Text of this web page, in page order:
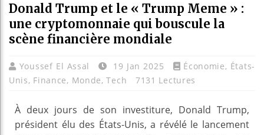
Donald Trump et le « Trump Meme » :
une cryptomonnaie qui bouscule la
scène financière mondiale
Youssef El Assal 19 Jan 2025 Économie, États-
Unis, Finance, Monde,Tech 7131 Lectures
À deux jours de son investiture, Donald Trump,
président élu des États-Unis, a révélé le lancement